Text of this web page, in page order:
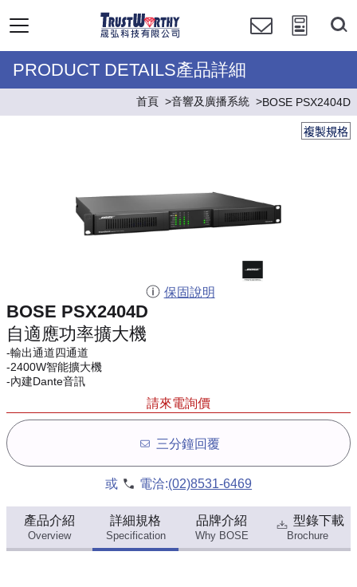
PRODUCT DETAILS產品詳細
首頁 音響及廣播系統 BOSE PSX2404D
複製規格
保固說明
BOSE PSX2404D
自適應功率擴大機
-輸出通道四通道
-2400W智能擴大機
-內建Dante音訊
請來電詢價
三分鐘回覆
或 電洽:(02)8531-6469
產品介紹
Overview
詳細規格
Specification
品牌介紹
Why BOSE
型錄下載
Brochure